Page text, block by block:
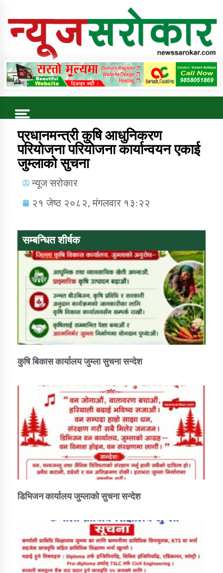
Online News Portal
Trending Now
कुषि बिकास कार्यालय जुम्ला सुचना सन्देश
डिभिजन कार्यालय जुम्लाको सुचना सन्देश
कर्णाली प्रविधि शिक्षालय जुम्लाको सुचना
सामाजिक बिकास कार्यालय जुम्लाकाे सुचना
कार्यक्रम कार्यान्वयन एकाई जुम्लाको सुचना
प्रधानमन्त्री कुषि आधुनिकरण
परियाेजना परियोजना कार्यान्वयन एकाई
जुम्लाको सुचना
न्यूज सरोकार
२१ जेष्ठ २०८२, मंगलवार १३:२२
सम्बन्धित शीर्षक
कुषि बिकास कार्यालय जुम्ला सुचना सन्देश
डिभिजन कार्यालय जुम्लाको सुचना सन्देश